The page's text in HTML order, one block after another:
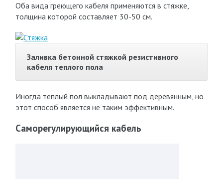
Оба вида греющего кабеля применяются в стяжке,
толщина которой составляет 30-50 см.
Заливка бетонной стяжкой резистивного
кабеля теплого пола
Иногда теплый пол выкладывают под деревянным, но
этот способ является не таким эффективным.
Саморегулирующийся кабель